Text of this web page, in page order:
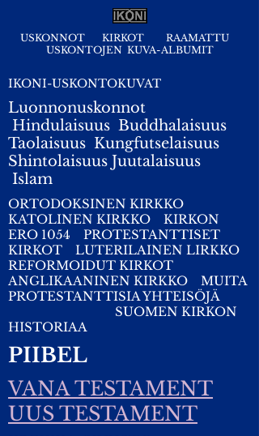
USKONNOT KIRKOT
RAAMATTU
USKONTOJEN KUVA-ALBUMIT
IKONI-USKONTOKUVAT
Luonnonuskonnot
Hindulaisuus Buddhalaisuus
Taolaisuus Kungfutselaisuus
Shintolaisuus Juutalaisuus
Islam
ORTODOKSINEN KIRKKO
KATOLINEN KIRKKO
KIRKON
ERO 1054
PROTESTANTTISET
KIRKOT
LUTERILAINEN LIRKKO
REFORMOIDUT KIRKOT
ANGLIKAANINEN KIRKKO
MUITA
PROTESTANTTISIA YHTEISÖJÄ
SUOMEN KIRKON
HISTORIAA
PIIBEL
VANA TESTAMENT
UUS TESTAMENT